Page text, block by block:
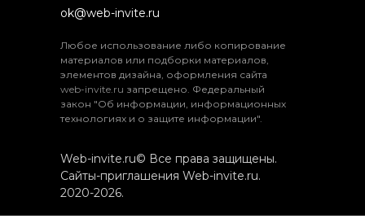
Любое использование либо копирование
материалов или подборки материалов,
элементов дизайна, оформления сайта
web-invite.ru запрещено. Федеральный
закон "Об информации, информационных
технологиях и о защите информации".
Web-invite.ru© Все права защищены.
Сайты-приглашения Web-invite.ru.
2020-2026.
ok@web-invite.ru